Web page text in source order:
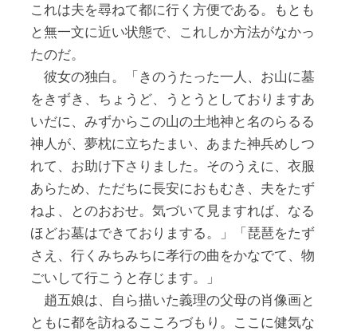
これは夫を尋ねて都に行く方便である。もとも
と無一文に近い状態で、これしか方法がなかっ
たのだ。
彼女の独白。「きのうたった一人、お山に墓
をきずき、ちょうど、うとうとしておりますあ
いだに、みずからこの山の土地神と名のらるる
神人が、夢枕に立ちたまい、あまた神兵めしつ
れて、お助け下さりました。そのうえに、衣服
あらため、ただちに長安におもむき、夫をたず
ねよ、とのおおせ。気づいて見ますれば、なる
ほどお墓はできておりまする。」「琵琶をたず
さえ、行くみちみちに孝行の曲をかなでて、物
ごいして行こうと存じます。」
趙五娘は、自ら描いた義理の父母の肖像画と
ともに都を訪ねるこころづもり。ここに健気な